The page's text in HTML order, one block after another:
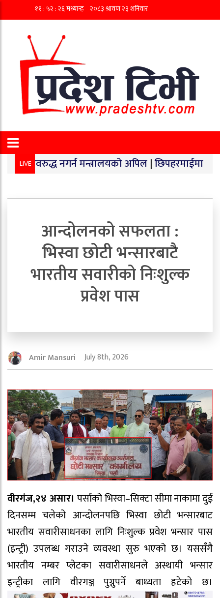
LIVE
नगर्न मन्त्रालयको अपिल|छिपहरमाईमा १४० किलो गाँजा
आन्दोलनको सफलता :
भिस्वा छोटी भन्सारबाटै
भारतीय सवारीको निःशुल्क
प्रवेश पास
Amir Mansuri July 8th, 2026
वीरगंज,२४ असार।पर्साको भिस्वा–सिक्टा सीमा नाकामा दुई
दिनसम्म चलेको आन्दोलनपछि भिस्वा छोटी भन्सारबाट
भारतीय सवारीसाधनका लागि निःशुल्क प्रवेश भन्सार पास
(इन्ट्री) उपलब्ध गराउने व्यवस्था सुरु भएको छ। यससँगै
भारतीय नम्बर प्लेटका सवारीसाधनले अस्थायी भन्सार
इन्ट्रीका लागि वीरगञ्ज पुग्नुपर्ने बाध्यता हटेको छ।